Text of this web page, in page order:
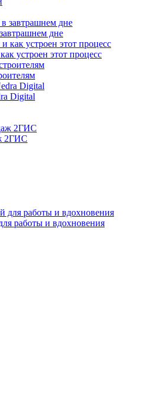
дне
устроен этот процесс
Digital
2ГИС
работы и вдохновения